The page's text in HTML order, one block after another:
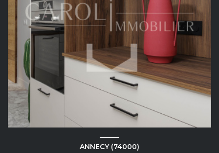
ANNECY (74000)